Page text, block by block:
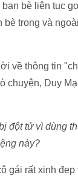
bè liên tục
bè trong và
về thông tin
chuyện, Duy
đột tử vì dùng
này?
gái rất xinh đẹp